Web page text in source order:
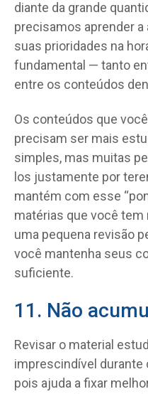
diante da grande
precisamos aprender
suas prioridades na
fundamental — tanto
entre os conteúdos
Os conteúdos que
precisam ser mais
simples, mas muitas
los justamente por
mantém com esse
matérias que você tem
uma pequena revisão
você mantenha seus
suficiente.
11. Não
Revisar o material
imprescindível durante
pois ajuda a fixar